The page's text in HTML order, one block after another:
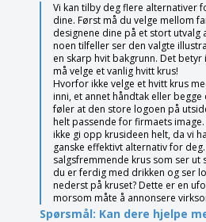
Vi kan tilby deg flere alternativer
dine. Først må du velge mellom
designene dine på et stort utvalg
noen tilfeller ser den valgte
en skarp hvit bakgrunn. Det
må velge et vanlig hvitt krus!
Hvorfor ikke velge et hvitt krus
inni, et annet håndtak eller begge
føler at den store logoen på
helt passende for firmaets
ikke gi opp krusideen helt, da vi
ganske effektivt alternativ for
salgsfremmende krus som ser ut
du er ferdig med drikken og ser
nederst på kruset? Dette er en
morsom måte å annonsere
Spørsmål: Kan dere hjelpe